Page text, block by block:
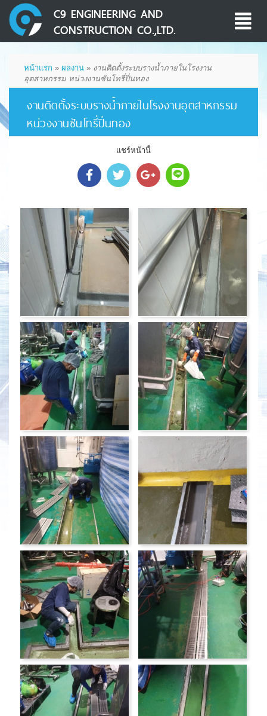
Toggle
C9 ENGINEERING AND
CONSTRUCTION CO.,LTD.
หน้าแรก » ผลงาน » งานติดตั้งระบบรางน้ำภายในโรงงาน
อุตสาหกรรม หน่วงงานซันโทรี่ปิ่นทอง
งานติดตั้งระบบรางน้ำภายในโรงงานอุตสาหกรรม
หน่วงงานซันโทรี่ปิ่นทอง
แชร์หน้านี้